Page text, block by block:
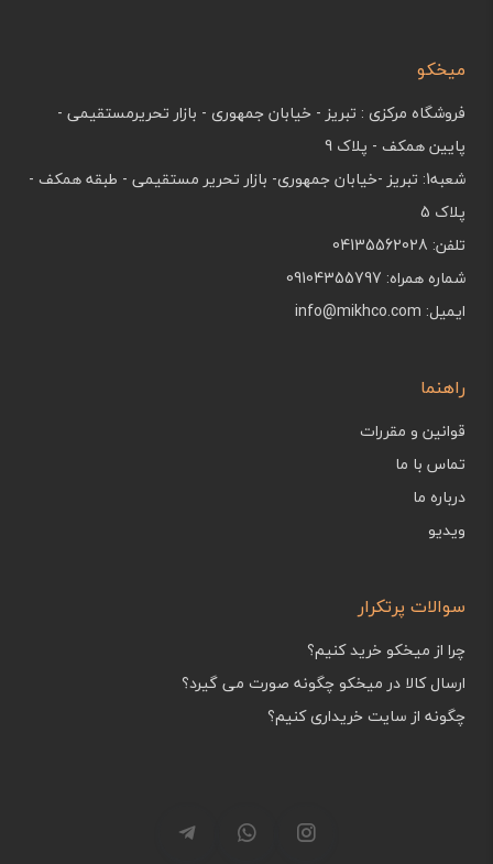
میخکو
فروشگاه مرکزی : تبریز - خیابان جمهوری - بازار تحریرمستقیمی -
پایین همکف - پلاک 9
شعبه1: تبریز -خیابان جمهوری- بازار تحریر مستقیمی - طبقه همکف -
پلاک 5
تلفن: 04135562028
شماره همراه: 09104355797
ایمیل: info@mikhco.com
راهنما
قوانین و مقررات
تماس با ما
درباره ما
ویدیو
سوالات پرتکرار
چرا از میخکو خرید کنیم؟
ارسال کالا در میخکو چگونه صورت می گیرد؟
چگونه از سایت خریداری کنیم؟